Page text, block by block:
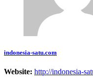
indonesia-satu.com
Website: http://indonesia-